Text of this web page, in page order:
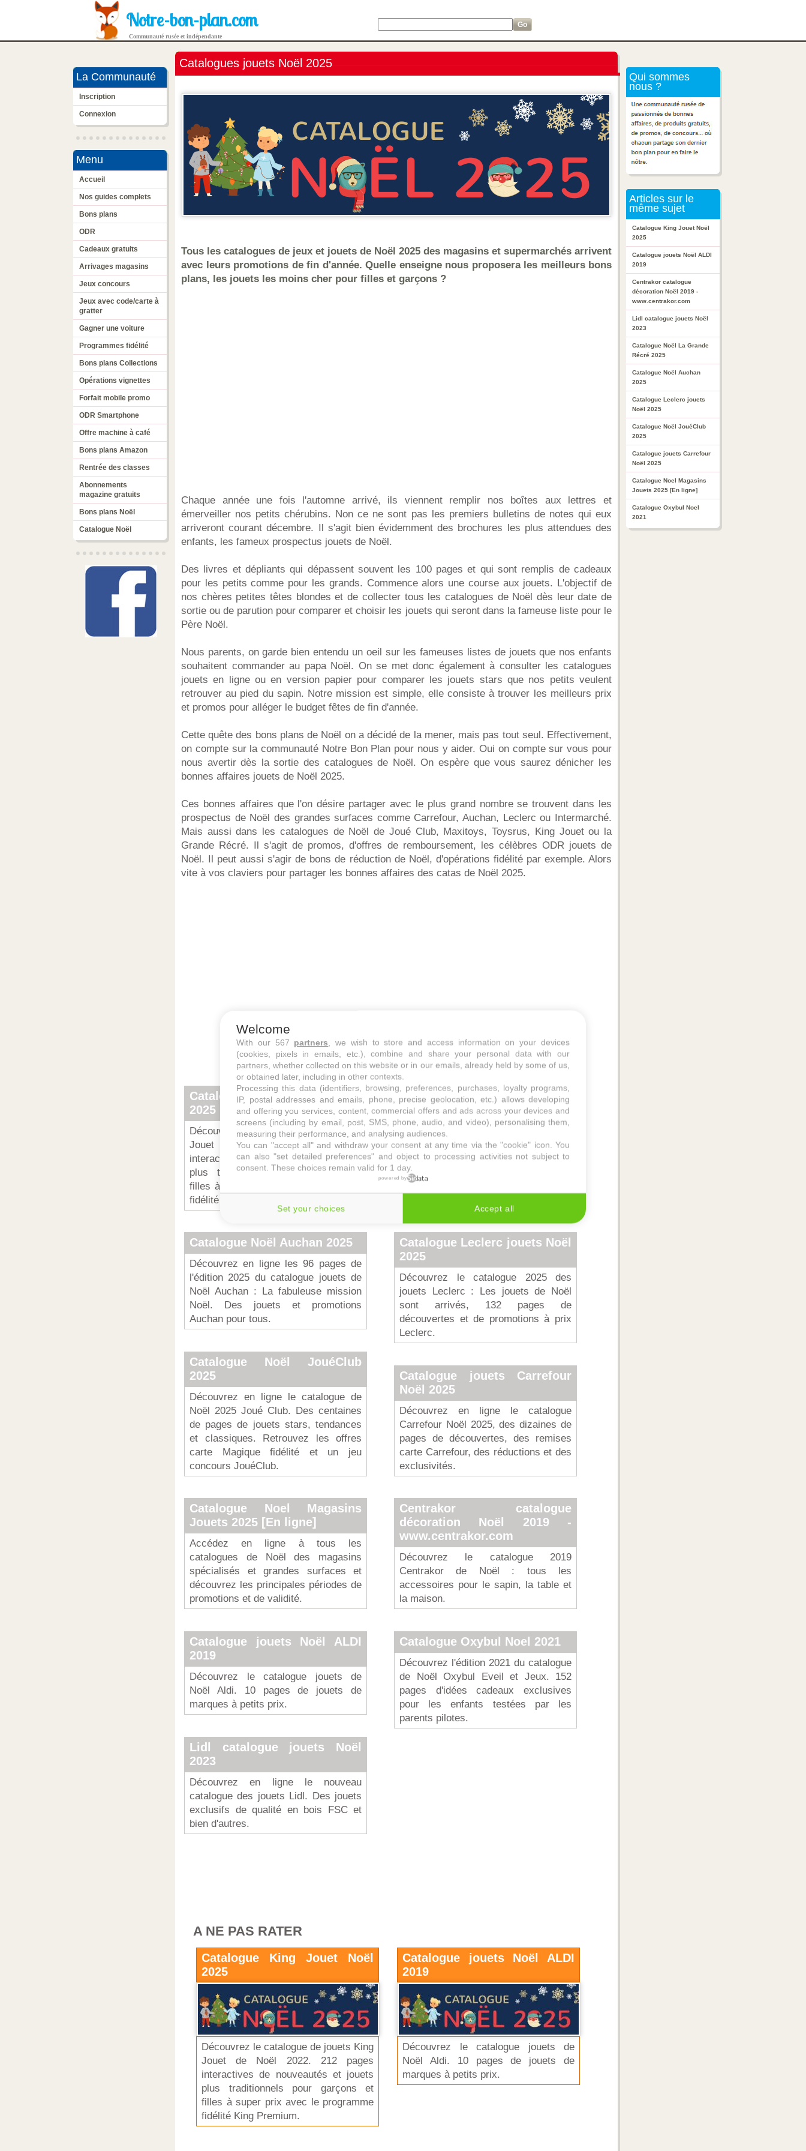
Notre-bon-plan.com
Communauté rusée et indépendante
La Communauté
Inscription
Connexion
Menu
Accueil
Nos guides complets
Bons plans
ODR
Cadeaux gratuits
Arrivages magasins
Jeux concours
Jeux avec code/carte à
gratter
Gagner une voiture
Programmes fidélité
Bons plans Collections
Opérations vignettes
Forfait mobile promo
ODR Smartphone
Offre machine à café
Bons plans Amazon
Rentrée des classes
Abonnements
magazine gratuits
Bons plans Noël
Catalogue Noël
Catalogues jouets Noël 2025
Tous les catalogues de jeux et jouets de Noël 2025 des magasins et supermarchés arrivent
avec leurs promotions de fin d'année. Quelle enseigne nous proposera les meilleurs bons
plans, les jouets les moins cher pour filles et garçons ?
Chaque année une fois l'automne arrivé, ils viennent remplir nos boîtes aux lettres et
émerveiller nos petits chérubins. Non ce ne sont pas les premiers bulletins de notes qui eux
arriveront courant décembre. Il s'agit bien évidemment des brochures les plus attendues des
enfants, les fameux prospectus jouets de Noël.
Des livres et dépliants qui dépassent souvent les 100 pages et qui sont remplis de cadeaux
pour les petits comme pour les grands. Commence alors une course aux jouets. L'objectif de
nos chères petites têtes blondes et de collecter tous les catalogues de Noël dès leur date de
sortie ou de parution pour comparer et choisir les jouets qui seront dans la fameuse liste pour le
Père Noël.
Nous parents, on garde bien entendu un oeil sur les fameuses listes de jouets que nos enfants
souhaitent commander au papa Noël. On se met donc également à consulter les catalogues
jouets en ligne ou en version papier pour comparer les jouets stars que nos petits veulent
retrouver au pied du sapin. Notre mission est simple, elle consiste à trouver les meilleurs prix
et promos pour alléger le budget fêtes de fin d'année.
Cette quête des bons plans de Noël on a décidé de la mener, mais pas tout seul. Effectivement,
on compte sur la communauté Notre Bon Plan pour nous y aider. Oui on compte sur vous pour
nous avertir dès la sortie des catalogues de Noël. On espère que vous saurez dénicher les
bonnes affaires jouets de Noël 2025.
Ces bonnes affaires que l'on désire partager avec le plus grand nombre se trouvent dans les
prospectus de Noël des grandes surfaces comme Carrefour, Auchan, Leclerc ou Intermarché.
Mais aussi dans les catalogues de Noël de Joué Club, Maxitoys, Toysrus, King Jouet ou la
Grande Récré. Il s'agit de promos, d'offres de remboursement, les célèbres ODR jouets de
Noël. Il peut aussi s'agir de bons de réduction de Noël, d'opérations fidélité par exemple. Alors
vite à vos claviers pour partager les bonnes affaires des catas de Noël 2025.
Catalogue King Jouet Noël
2025
Découvrez le catalogue de jouets King
Jouet de Noël 2022. 212 pages
interactives de nouveautés et jouets
plus traditionnels pour garçons et
filles à super prix avec le programme
fidélité King Premium.
Catalogue Noël Auchan 2025
Découvrez en ligne les 96 pages de
l'édition 2025 du catalogue jouets de
Noël Auchan : La fabuleuse mission
Noël. Des jouets et promotions
Auchan pour tous.
Catalogue Noël JouéClub
2025
Découvrez en ligne le catalogue de
Noël 2025 Joué Club. Des centaines
de pages de jouets stars, tendances
et classiques. Retrouvez les offres
carte Magique fidélité et un jeu
concours JouéClub.
Catalogue Noel Magasins
Jouets 2025 [En ligne]
Accédez en ligne à tous les
catalogues de Noël des magasins
spécialisés et grandes surfaces et
découvrez les principales périodes de
promotions et de validité.
Catalogue jouets Noël ALDI
2019
Découvrez le catalogue jouets de
Noël Aldi. 10 pages de jouets de
marques à petits prix.
Lidl catalogue jouets Noël
2023
Découvrez en ligne le nouveau
catalogue des jouets Lidl. Des jouets
exclusifs de qualité en bois FSC et
bien d'autres.
Catalogue Noël La Grande
Récré 2025
Découvrez le catalogue en ligne de
Noël de La Grande Récré 2025.
Profitez des promotions, offres de
remboursement et de fidélités pour
trouver les cadeaux tant attendus de
Catalogue Leclerc jouets Noël
2025
Découvrez le catalogue 2025 des
jouets Leclerc : Les jouets de Noël
sont arrivés, 132 pages de
découvertes et de promotions à prix
Leclerc.
Catalogue jouets Carrefour
Noël 2025
Découvrez en ligne le catalogue
Carrefour Noël 2025, des dizaines de
pages de découvertes, des remises
carte Carrefour, des réductions et des
exclusivités.
Centrakor catalogue
décoration Noël 2019 -
www.centrakor.com
Découvrez le catalogue 2019
Centrakor de Noël : tous les
accessoires pour le sapin, la table et
la maison.
Catalogue Oxybul Noel 2021
Découvrez l'édition 2021 du catalogue
de Noël Oxybul Eveil et Jeux. 152
pages d'idées cadeaux exclusives
pour les enfants testées par les
parents pilotes.
A NE PAS RATER
Catalogue King Jouet Noël
2025
Découvrez le catalogue de jouets King
Jouet de Noël 2022. 212 pages
interactives de nouveautés et jouets
plus traditionnels pour garçons et
filles à super prix avec le programme
fidélité King Premium.
Catalogue jouets Noël ALDI
2019
Découvrez le catalogue jouets de
Noël Aldi. 10 pages de jouets de
marques à petits prix.
Qui sommes
nous ?
Articles sur le
même sujet
Catalogue King Jouet Noël
2025
Catalogue jouets Noël ALDI
2019
Centrakor catalogue
décoration Noël 2019 -
www.centrakor.com
Lidl catalogue jouets Noël
2023
Catalogue Noël La Grande
Récré 2025
Catalogue Noël Auchan
2025
Catalogue Leclerc jouets
Noël 2025
Catalogue Noël JouéClub
2025
Catalogue jouets Carrefour
Noël 2025
Catalogue Noel Magasins
Jouets 2025 [En ligne]
Catalogue Oxybul Noel
2021
Welcome
With our 567 partners , we wish to store and access information on your devices
(cookies, pixels in emails, etc.), combine and share your personal data with our
partners, whether collected on this website or in our emails, already held by some of us,
or obtained later, including in other contexts.
Processing this data (identifiers, browsing, preferences, purchases, loyalty programs,
IP, postal addresses and emails, phone, precise geolocation, etc.) allows developing
and offering you services, content, commercial offers and ads across your devices and
screens (including by email, post, SMS, phone, audio, and video), personalising them,
measuring their performance, and analysing audiences.
You can "accept all" and withdraw your consent at any time via the "cookie" icon. You
can also "set detailed preferences" and object to processing activities not subject to
consent. These choices remain valid for 1 day.
powered by
Set your choices Accept all